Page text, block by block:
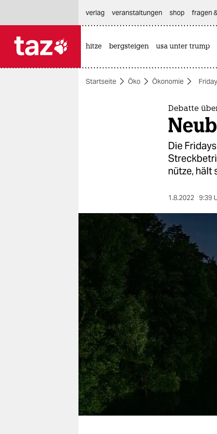
themen
wahrheit
verlag
verlag
veranstaltungen
shop
fragen & hilfe
unterstützen
abo
genossenschaft
verlag
veranstaltungen shop fragen
hitze bergsteigen usa unter trump
Startseite Öko Ökonomie
Debatte
Die
nütze, hält
1.8.2022 9:39